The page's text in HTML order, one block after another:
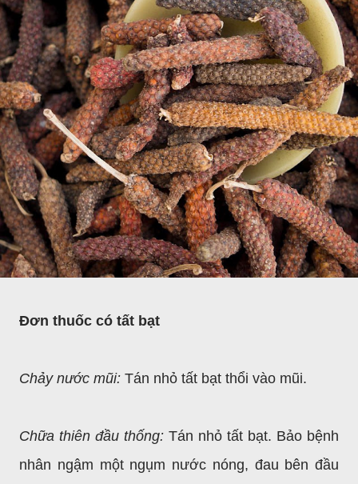
Đơn thuốc có tất bạt
Chảy nước mũi: Tán nhỏ tất bạt thổi vào mũi.
Chữa thiên đầu thống: Tán nhỏ tất bạt. Bảo bệnh
nhân ngậm một ngụm nước nóng, đau bên đầu